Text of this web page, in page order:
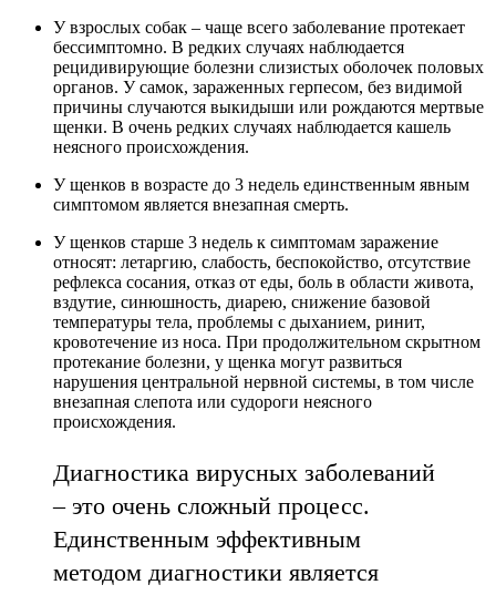
У взрослых собак – чаще всего заболевание протекает
бессимптомно. В редких случаях наблюдается
рецидивирующие болезни слизистых оболочек половых
органов. У самок, зараженных герпесом, без видимой
причины случаются выкидыши или рождаются мертвые
щенки. В очень редких случаях наблюдается кашель
неясного происхождения.
У щенков в возрасте до 3 недель единственным явным
симптомом является внезапная смерть.
У щенков старше 3 недель к симптомам заражение
относят: летаргию, слабость, беспокойство, отсутствие
рефлекса сосания, отказ от еды, боль в области живота,
вздутие, синюшность, диарею, снижение базовой
температуры тела, проблемы с дыханием, ринит,
кровотечение из носа. При продолжительном скрытном
протекание болезни, у щенка могут развиться
нарушения центральной нервной системы, в том числе
внезапная слепота или судороги неясного
происхождения.
Диагностика вирусных заболеваний
– это очень сложный процесс.
Единственным эффективным
методом диагностики является